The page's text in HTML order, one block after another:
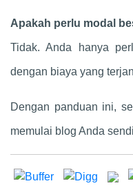
Apakah perlu modal
Tidak. Anda hanya
dengan biaya yang
Dengan panduan ini,
memulai blog Anda